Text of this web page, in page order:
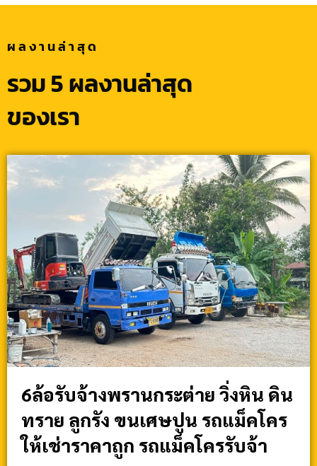
ผลงานล่าสุด
รวม 5 ผลงานล่าสุด
ของเรา
6ล้อรับจ้างพรานกระต่าย วิ่งหิน ดิน
ทราย ลูกรัง ขนเศษปูน รถแม็คโคร
ให้เช่าราคาถูก รถแม็คโครรับจ้า